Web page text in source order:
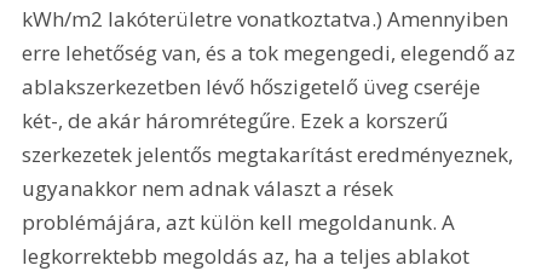
kWh/m2 lakóterületre vonatkoztatva.) Amennyiben
erre lehetőség van, és a tok megengedi, elegendő az
ablakszerkezetben lévő hőszigetelő üveg cseréje
két-, de akár háromrétegűre. Ezek a korszerű
szerkezetek jelentős megtakarítást eredményeznek,
ugyanakkor nem adnak választ a rések
problémájára, azt külön kell megoldanunk. A
legkorrektebb megoldás az, ha a teljes ablakot